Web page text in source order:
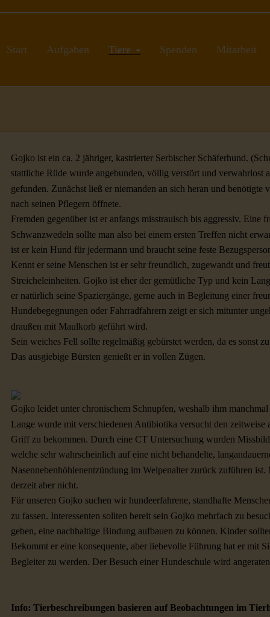
Start Aufgaben Tiere Spenden Mitarbeit
Gojko ist ein ca. 2 jähriger, kastrierter Serbischer Schäferhund.
stattliche Rüde wurde angebunden, völlig verstört und verwahrlost
gefunden. Zunächst ließ er niemanden an sich heran und benötigte
nach seinen Pflegern öffnete.
Fremden gegenüber ist er anfangs misstrauisch bis aggressiv. Eine
Schwanzwedeln sollte man also bei einem ersten Treffen nicht
ist er kein Hund für jedermann und braucht seine feste
Kennt er seine Menschen ist er sehr freundlich, zugewandt und
Streicheleinheiten. Gojko ist eher der gemütliche Typ und kein
er natürlich seine Spaziergänge, gerne auch in Begleitung einer
Hundebegegnungen oder Fahrradfahrern zeigt er sich mitunter
draußen mit Maulkorb geführt wird.
Sein weiches Fell sollte regelmäßig gebürstet werden, da es sonst
Das ausgiebige Bürsten genießt er in vollen Zügen.
Gojko leidet unter chronischem Schnupfen, weshalb ihm
Lange wurde mit verschiedenen Antibiotika versucht den zeitweise
Griff zu bekommen. Durch eine CT Untersuchung wurden
welche sehr wahrscheinlich auf eine nicht behandelte,
Nasennebenhöhlenentzündung im Welpenalter zurück zuführen
derzeit aber nicht.
Für unseren Gojko suchen wir hundeerfahrene, standhafte
zu fassen. Interessenten sollten bereit sein Gojko mehrfach zu
geben, eine nachhaltige Bindung aufbauen zu können. Kinder
Bekommt er eine konsequente, aber liebevolle Führung hat er mit
Begleiter zu werden. Der Besuch einer Hundeschule wird
Info: Tierbeschreibungen basieren auf Beobachtungen im